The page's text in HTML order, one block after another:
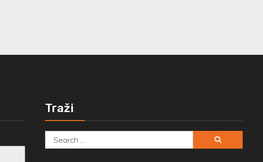
Traži
Search
for: